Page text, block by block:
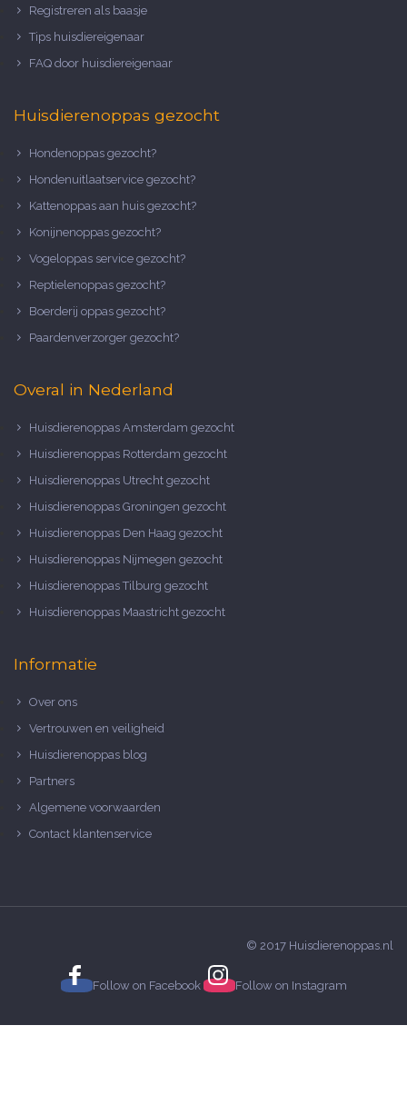
Registreren als baasje
Tips huisdiereigenaar
FAQ door huisdiereigenaar
Huisdierenoppas gezocht
Hondenoppas gezocht?
Hondenuitlaatservice gezocht?
Kattenoppas aan huis gezocht?
Konijnenoppas gezocht?
Vogeloppas service gezocht?
Reptielenoppas gezocht?
Boerderij oppas gezocht?
Paardenverzorger gezocht?
Overal in Nederland
Huisdierenoppas Amsterdam gezocht
Huisdierenoppas Rotterdam gezocht
Huisdierenoppas Utrecht gezocht
Huisdierenoppas Groningen gezocht
Huisdierenoppas Den Haag gezocht
Huisdierenoppas Nijmegen gezocht
Huisdierenoppas Tilburg gezocht
Huisdierenoppas Maastricht gezocht
Informatie
Over ons
Vertrouwen en veiligheid
Huisdierenoppas blog
Partners
Algemene voorwaarden
Contact klantenservice
© 2017 Huisdierenoppas.nl
Follow on Facebook Follow on Instagram